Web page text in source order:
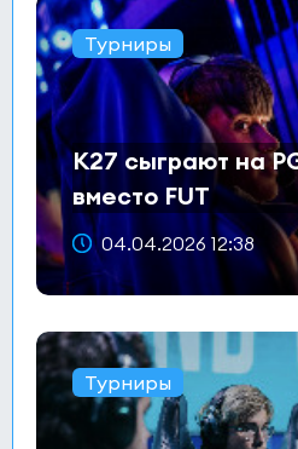
Турниры
K27 сыграют на
вместо FUT
04.04.2026 12:38
Турниры